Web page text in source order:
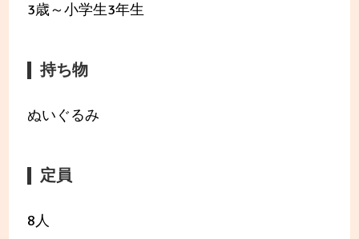
3歳～小学生3年生
持ち物
ぬいぐるみ
定員
8人